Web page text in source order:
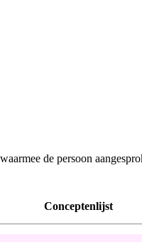
de persoon
Conceptenlijst